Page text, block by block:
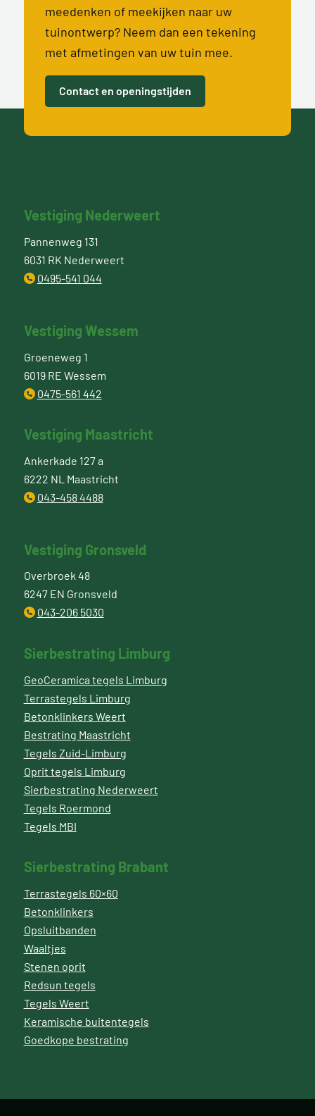
meedenken of meekijken naar uw
tuinontwerp? Neem dan een tekening
met afmetingen van uw tuin mee.
Contact en openingstijden
Vestiging Nederweert
Pannenweg 131
6031 RK Nederweert
0495-541 044
Vestiging Wessem
Groeneweg 1
6019 RE Wessem
0475-561 442
Vestiging Maastricht
Ankerkade 127 a
6222 NL Maastricht
043-458 4488
Vestiging Gronsveld
Overbroek 48
6247 EN Gronsveld
043-206 5030
Sierbestrating Limburg
GeoCeramica tegels Limburg
Terrastegels Limburg
Betonklinkers Weert
Bestrating Maastricht
Tegels Zuid-Limburg
Oprit tegels Limburg
Sierbestrating Nederweert
Tegels Roermond
Tegels MBI
Sierbestrating Brabant
Terrastegels 60×60
Betonklinkers
Opsluitbanden
Waaltjes
Stenen oprit
Redsun tegels
Tegels Weert
Keramische buitentegels
Goedkope bestrating